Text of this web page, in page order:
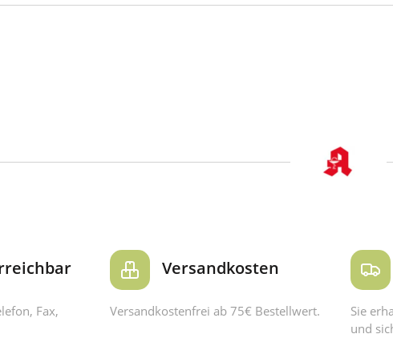
Fax,
Versandkosten
Versandkostenfrei ab 75€ Bestellwert.
Sie
und